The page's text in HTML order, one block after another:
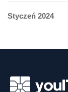
Styczeń 2024